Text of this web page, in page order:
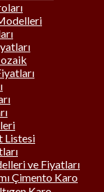
Listesi
ve Fiyatları
Çimento Karo